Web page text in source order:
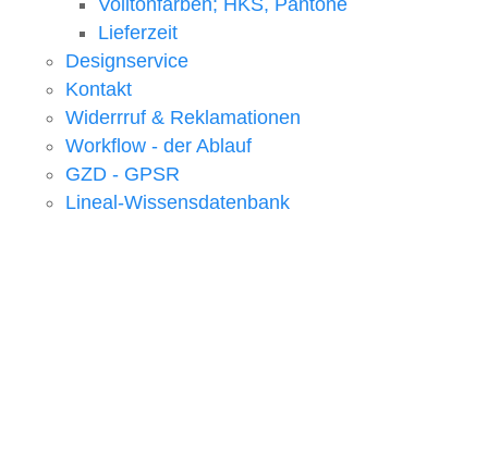
Lieferzeit
Designservice
Kontakt
Widerrruf & Reklamationen
Workflow - der Ablauf
GZD - GPSR
Lineal-Wissensdatenbank